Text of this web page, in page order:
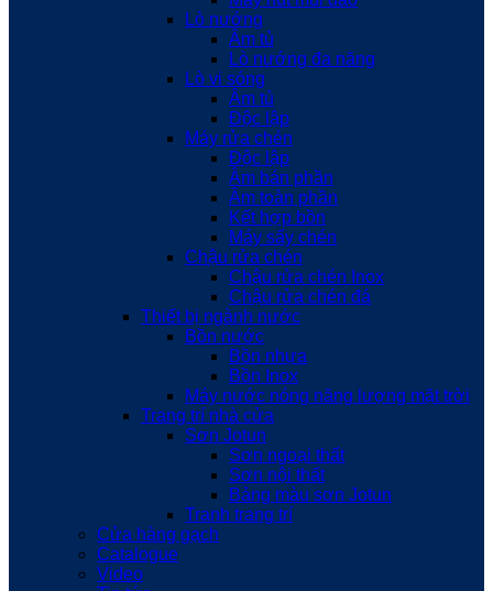
Lò nướng
Âm tủ
Lò nướng đa năng
Lò vi sóng
Âm tủ
Độc lập
Máy rửa chén
Độc lập
Âm bán phần
Âm toàn phần
Kết hợp bồn
Máy sấy chén
Chậu rửa chén
Chậu rửa chén Inox
Chậu rửa chén đá
Thiết bị ngành nước
Bồn nước
Bồn nhựa
Bồn Inox
Máy nước nóng năng lượng mặt trời
Trang trí nhà cửa
Sơn Jotun
Sơn ngoại thất
Sơn nội thất
Bảng màu sơn Jotun
Tranh trang trí
Cửa hàng gạch
Catalogue
Video